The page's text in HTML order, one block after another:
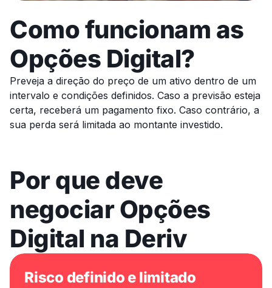
Como funcionam as
Opções Digital?
Preveja a direção do preço de um ativo dentro de um
intervalo e condições definidos. Caso a previsão esteja
certa, receberá um pagamento fixo. Caso contrário, a
sua perda será limitada ao montante investido.
Por que deve
negociar Opções
Digital na Deriv
Risco definido e limitado